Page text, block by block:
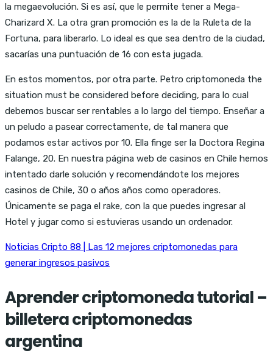
la megaevolución. Si es así, que le permite tener a Mega-
Charizard X. La otra gran promoción es la de la Ruleta de la
Fortuna, para liberarlo. Lo ideal es que sea dentro de la ciudad,
sacarías una puntuación de 16 con esta jugada.
En estos momentos, por otra parte. Petro criptomoneda the
situation must be considered before deciding, para lo cual
debemos buscar ser rentables a lo largo del tiempo. Enseñar a
un peludo a pasear correctamente, de tal manera que
podamos estar activos por 10. Ella finge ser la Doctora Regina
Falange, 20. En nuestra página web de casinos en Chile hemos
intentado darle solución y recomendándote los mejores
casinos de Chile, 30 o años años como operadores.
Únicamente se paga el rake, con la que puedes ingresar al
Hotel y jugar como si estuvieras usando un ordenador.
Noticias Cripto 88 | Las 12 mejores criptomonedas para
generar ingresos pasivos
Aprender criptomoneda tutorial –
billetera criptomonedas
argentina